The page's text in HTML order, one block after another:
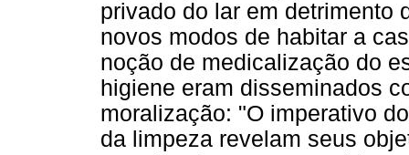
privado do lar em detrimento
novos modos de habitar a
noção de medicalização do
higiene eram disseminados
moralização: "O imperativo
da limpeza revelam seus